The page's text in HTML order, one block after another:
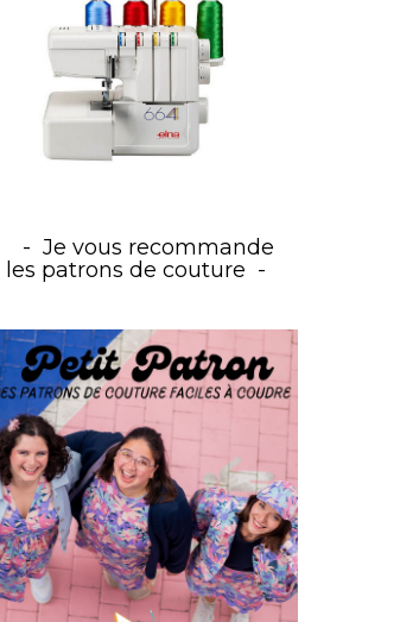
Je vous recommande
les patrons de couture